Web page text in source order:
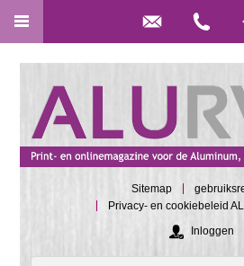
Sitemap
Privacy- en cookiebeleid
Inloggen